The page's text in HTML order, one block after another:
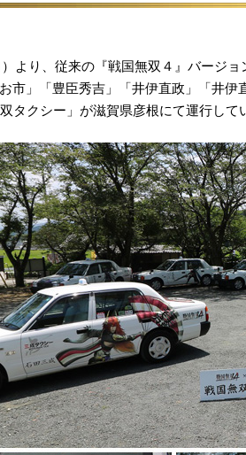
より、従来の『戦国無双４』バージ
市」「豊臣秀吉」「井伊直政」「井
タクシー」が滋賀県彦根にて運行して